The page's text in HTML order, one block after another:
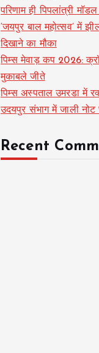
परिणाम ही पिपलांत्री
‘जयपुर बाल महोत्सव’ में
दिखाने का मौका
पिम्स मेवाड़ कप 2026:
मुकाबले जीते
पिम्स अस्पताल उमरडा में
उदयपुर संभाग में जाली नोट
Recent